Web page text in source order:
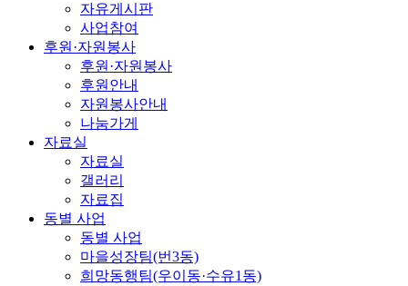
자유게시판
사업참여
후원·자원봉사
후원·자원봉사
후원안내
자원봉사안내
나눔가게
자료실
자료실
갤러리
자료집
동별 사업
동별 사업
마을성장팀(번3동)
희망동행팀(우이동·수유1동)